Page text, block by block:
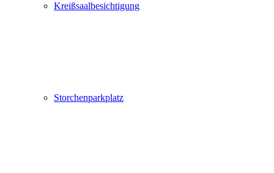
Kreißsaalbesichtigung
Storchenparkplatz